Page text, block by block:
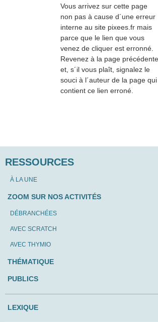
Vous arrivez sur cette page
non pas à cause d´une erreur
interne au site pixees.fr mais
parce que le lien que vous
venez de cliquer est erronné.
Revenez à la page précédente
et, s´il vous plaît, signalez le
souci à l´auteur de la page qui
contient ce lien erroné.
RESSOURCES
À LA UNE
ZOOM SUR NOS ACTIVITÉS
DÉBRANCHÉES
AVEC SCRATCH
AVEC THYMIO
THÉMATIQUE
PUBLICS
LEXIQUE